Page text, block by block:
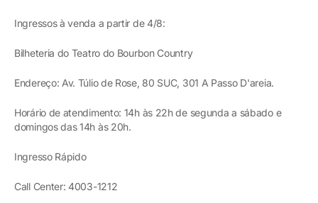
Ingressos à venda a partir de 4/8:
Bilheteria do Teatro do Bourbon Country
Endereço: Av. Túlio de Rose, 80 SUC, 301 A Passo D'areia.
Horário de atendimento: 14h às 22h de segunda a sábado e
domingos das 14h às 20h.
Ingresso Rápido
Call Center: 4003-1212